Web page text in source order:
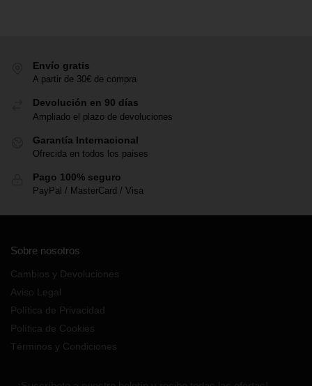
Envío gratis
A partir de 30€ de compra
Devolución en 90 días
Ampliado el plazo de devoluciones
Garantía Internacional
Ofrecida en todos los paises
Pago 100% seguro
PayPal / MasterCard / Visa
Sobre nosotros
Cambios y Devoluciones
Aviso Legal
Política de Privacidad
Política de Cookies
Términos y Condiciones